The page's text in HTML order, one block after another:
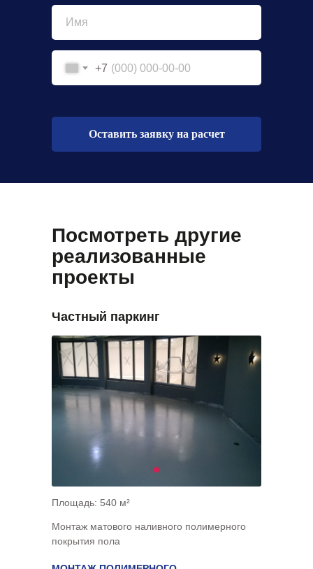
+7
Оставить заявку на расчет
Посмотреть другие
реализованные
проекты
Частный паркинг
Площадь: 540 м²
Монтаж матового наливного полимерного
покрытия пола